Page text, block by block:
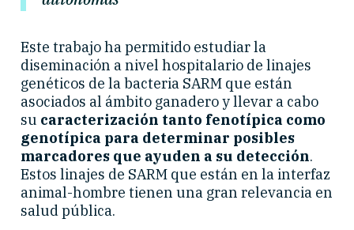
Este trabajo ha permitido estudiar la
diseminación a nivel hospitalario de linajes
genéticos de la bacteria SARM que están
asociados al ámbito ganadero y llevar a cabo
su caracterización tanto fenotípica como
genotípica para determinar posibles
marcadores que ayuden a su detección.
Estos linajes de SARM que están en la interfaz
animal-hombre tienen una gran relevancia en
salud pública.